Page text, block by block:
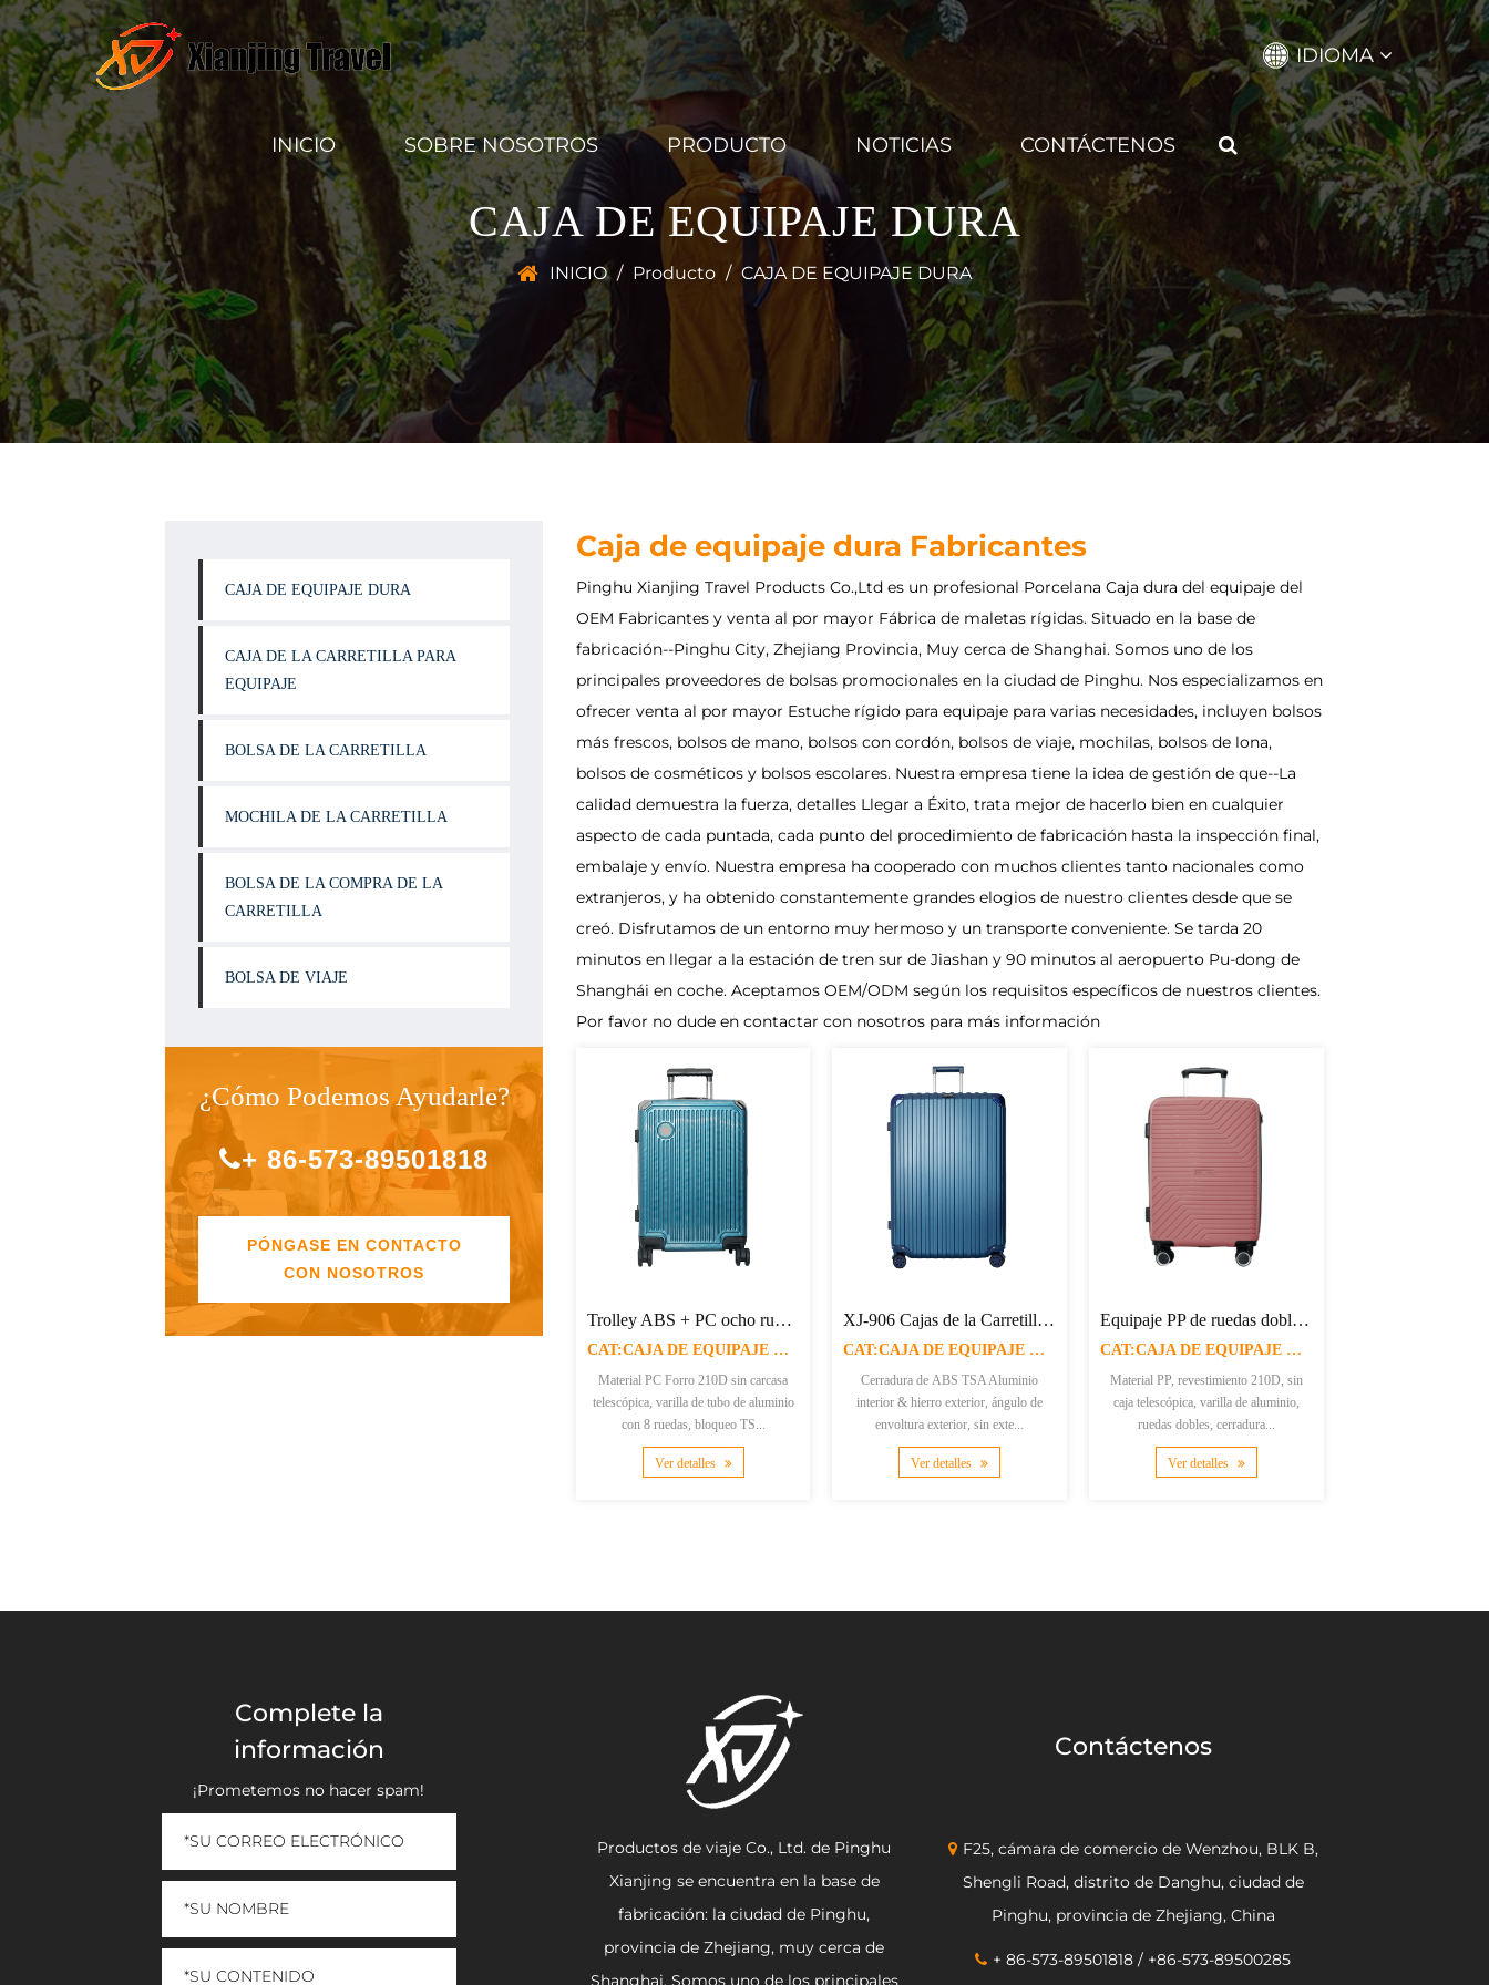
IDIOMA
INICIO SOBRE NOSOTROS PRODUCTO NOTICIAS CONTÁCTENOS
CAJA DE EQUIPAJE DURA
INICIO / Producto / CAJA DE EQUIPAJE DURA
CAJA DE EQUIPAJE DURA
CAJA DE LA CARRETILLA PARA
EQUIPAJE
BOLSA DE LA CARRETILLA
MOCHILA DE LA CARRETILLA
BOLSA DE LA COMPRA DE LA
CARRETILLA
BOLSA DE VIAJE
¿Cómo Podemos Ayudarle?
+ 86-573-89501818
PÓNGASE EN CONTACTO
CON NOSOTROS
Caja de equipaje dura Fabricantes
Pinghu Xianjing Travel Products Co.,Ltd es un profesional Porcelana Caja dura del equipaje del
OEM Fabricantesy venta al por mayor Fábrica de maletas rígidas. Situado en la base de
fabricación--Pinghu City, Zhejiang Provincia, Muy cerca de Shanghai. Somos uno de los
principales proveedores de bolsas promocionales en la ciudad de Pinghu. Nos especializamos en
ofrecer venta al por mayor Estuche rígido para equipajepara varias necesidades, incluyen bolsos
más frescos, bolsos de mano, bolsos con cordón, bolsos de viaje, mochilas, bolsos de lona,
bolsos de cosméticos y bolsos escolares. Nuestra empresa tiene la idea de gestión de que--La
calidad demuestra la fuerza, detalles Llegar a Éxito, trata mejor de hacerlo bien en cualquier
aspecto de cada puntada, cada punto del procedimiento de fabricación hasta la inspección final,
embalaje y envío. Nuestra empresa ha cooperado con muchos clientes tanto nacionales como
extranjeros, y ha obtenido constantemente grandes elogios de nuestro clientes desde que se
creó. Disfrutamos de un entorno muy hermoso y un transporte conveniente. Se tarda 20
minutos en llegar a la estación de tren sur de Jiashan y 90 minutos al aeropuerto Pu-dong de
Shanghái en coche. Aceptamos OEM/ODM según los requisitos específicos de nuestros clientes.
Por favor no dude en contactar con nosotros para más información
Trolley ABS + PC ocho ruedas XJ-HL43
CAT:CAJA DE EQUIPAJE DURA
Material PC Forro 210D sin carcasa
telescópica, varilla de tubo de aluminio
con 8 ruedas, bloqueo TS...
Ver detalles
XJ-906 Cajas de la Carretilla de Ocho Ruedas de ABS + PC con cerradura de TSA
CAT:CAJA DE EQUIPAJE DURA
Cerradura de ABS TSA Aluminio
interior & hierro exterior, ángulo de
envoltura exterior, sin exte...
Ver detalles
Equipaje PP de ruedas dobles con varilla de aluminio XJ-HL31
CAT:CAJA DE EQUIPAJE DURA
Material PP, revestimiento 210D, sin
caja telescópica, varilla de aluminio,
ruedas dobles, cerradura...
Ver detalles
Complete la
información
¡Prometemos no hacer spam!
Productos de viaje Co., Ltd. de Pinghu
Xianjing se encuentra en la base de
fabricación: la ciudad de Pinghu,
provincia de Zhejiang, muy cerca de
Shanghai. Somos uno de los principales
Contáctenos
F25, cámara de comercio de Wenzhou, BLK B,
Shengli Road, distrito de Danghu, ciudad de
Pinghu, provincia de Zhejiang, China
+ 86-573-89501818 / +86-573-89500285